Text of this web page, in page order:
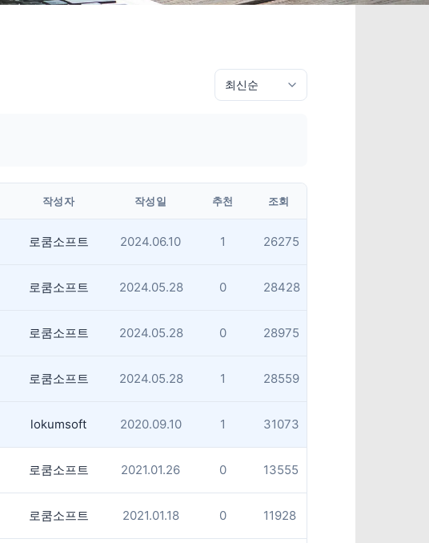
작성자 작성일 추천 조회
로쿰소프트 2024.06.10 1 26275
로쿰소프트 2024.05.28 0 28428
로쿰소프트 2024.05.28 0 28975
로쿰소프트 2024.05.28 1 28559
lokumsoft 2020.09.10 1 31073
로쿰소프트 2021.01.26 0 13555
로쿰소프트 2021.01.18 0 11928